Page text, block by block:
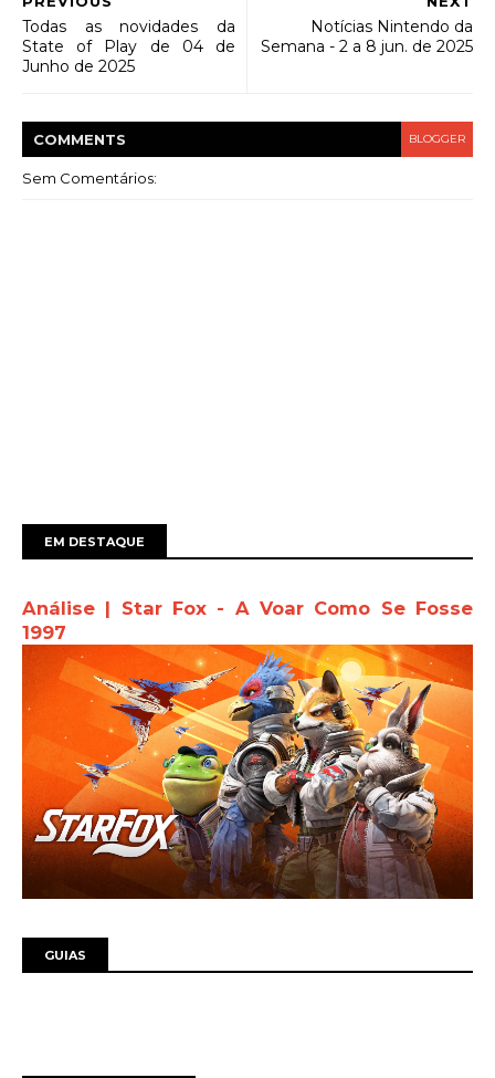
Notícias Nintendo da
Semana - 2 a 8 jun. de 2025
Todas as novidades da
State of Play de 04 de
Junho de 2025
COMMENTS BLOGGER
Sem Comentários:
EM DESTAQUE
Análise | Star Fox - A Voar Como Se Fosse
1997
GUIAS